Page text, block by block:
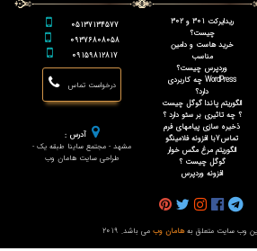
ریدایرکت 301 و 302
چیست؟
خرید هاست و دامین
مناسب
وردپرس چیست؟
WordPress چه کاربردی
دارد؟
الگوریتم پاندا گوگل چیست
؟ چه تاثیری بر سئو دارد ؟
ذخیره سازی پیامهای فرم
تماس7با افزونه فلامینگو
الگوریتم مرغ مگس خوار
گوگل چیست ؟
افزونه وردپرس
05137134577
09376808058
09159812817
درخواست تماس
آدرس :
مشهد - مجتمع ساینا طبقه یک -
طراحی سایت هامان وب
وب سایت متعلق بههامان وب می باشد. 2019